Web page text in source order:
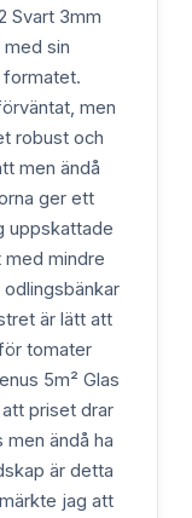
Svart 3mm
sin
formatet.
men
robust och
men ändå
ger ett
uppskattade
mindre
är lätt att
tomater
5m² Glas
priset drar
men ändå ha
är detta
jag att